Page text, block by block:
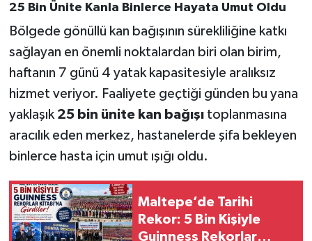
25 Bin Ünite Kanla Binlerce Hayata Umut Oldu
Bölgede gönüllü kan bağışının sürekliliğine katkı
sağlayan en önemli noktalardan biri olan birim,
haftanın 7 günü 4 yatak kapasitesiyle aralıksız
hizmet veriyor. Faaliyete geçtiği günden bu yana
yaklaşık 25 bin ünite kan bağışıtoplanmasına
aracılık eden merkez, hastanelerde şifa bekleyen
binlerce hasta için umut ışığı oldu.
Maltepe’de Tarihi
Rekor: 5 Bin Kişiyle
Guinness Rekorlar